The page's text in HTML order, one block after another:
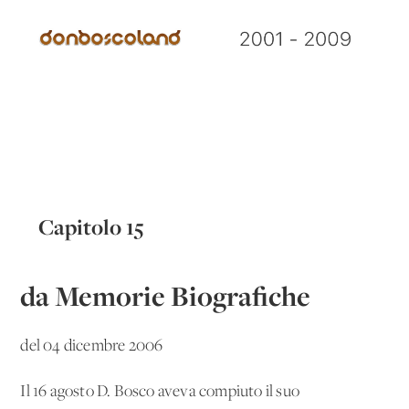
Capitolo 15
da Memorie Biografiche
del 04 dicembre 2006
Il 16 agosto D. Bosco aveva compiuto il suo